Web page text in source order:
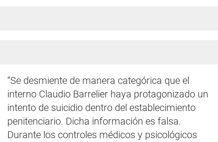
“Se desmiente de manera categórica que el
interno Claudio Barrelier haya protagonizado un
intento de suicidio dentro del establecimiento
penitenciario. Dicha información es falsa.
Durante los controles médicos y psicológicos